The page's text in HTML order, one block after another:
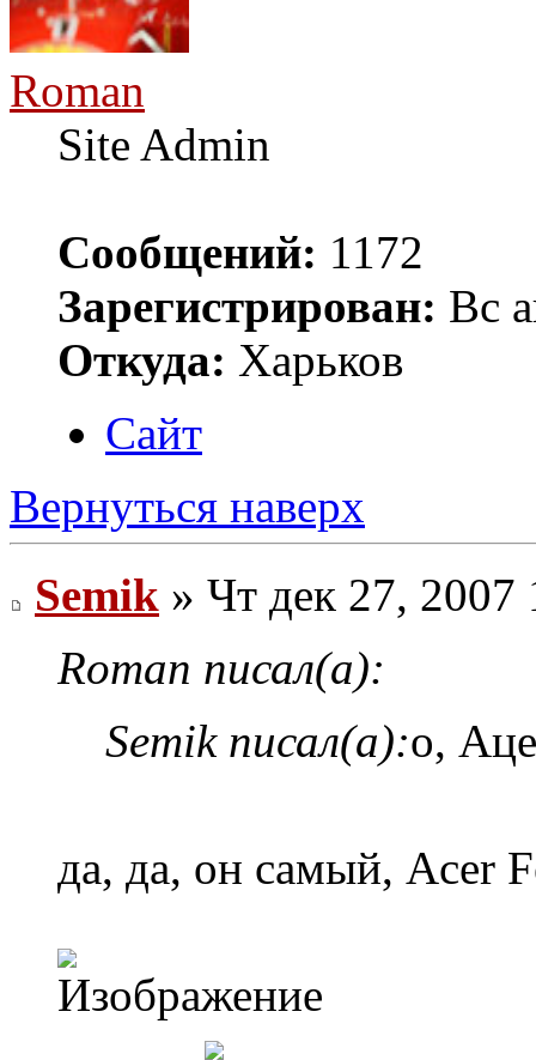
Roman
Site Admin
Сообщений: 1172
Зарегистрирован: Вс
Откуда: Харьков
Сайт
Вернуться наверх
Semik » Чт дек 27, 2007
Roman писал(а):
Semik писал(а):о,
да, да, он самый, Acer